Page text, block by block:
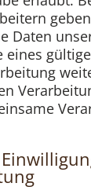
Daten
eines